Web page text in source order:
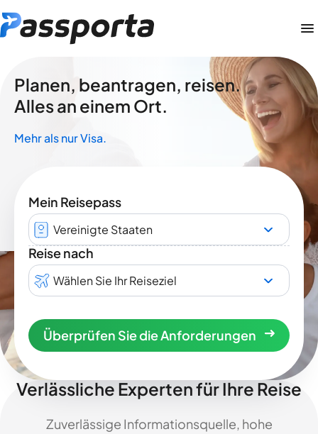
Planen, beantragen, reisen.
Alles an einem Ort.
Mehr als nur Visa.
Mein Reisepass
Vereinigte Staaten
Reise nach
Wählen Sie Ihr Reiseziel
Überprüfen Sie die Anforderungen
Verlässliche Experten für Ihre Reise
Zuverlässige Informationsquelle, hohe